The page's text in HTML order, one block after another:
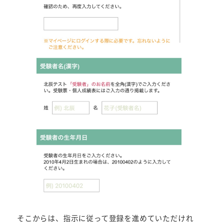
そこからは、指示に従って登録を進めていただけれ